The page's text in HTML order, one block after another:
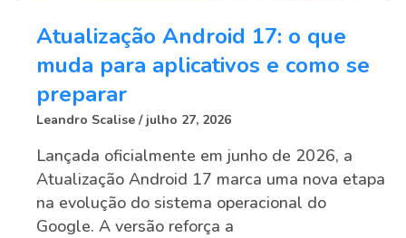
Atualização Android 17: o que
muda para aplicativos e como se
preparar
Leandro Scalise julho 27, 2026
Lançada oficialmente em junho de 2026, a
Atualização Android 17 marca uma nova etapa
na evolução do sistema operacional do
Google. A versão reforça a